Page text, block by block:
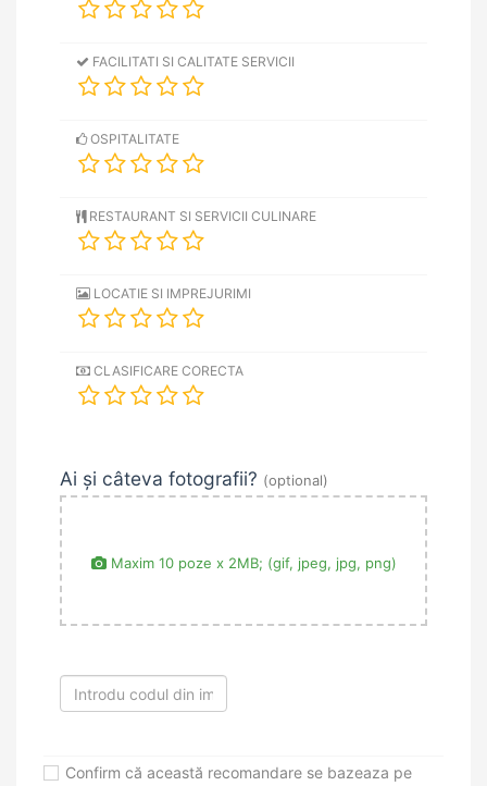
FACILITATI SI CALITATE SERVICII
OSPITALITATE
RESTAURANT SI SERVICII CULINARE
LOCATIE SI IMPREJURIMI
CLASIFICARE CORECTA
Ai și câteva fotografii? (optional)
Maxim 10 poze x 2MB; (gif, jpeg, jpg, png)
Confirm că această recomandare se bazeaza pe